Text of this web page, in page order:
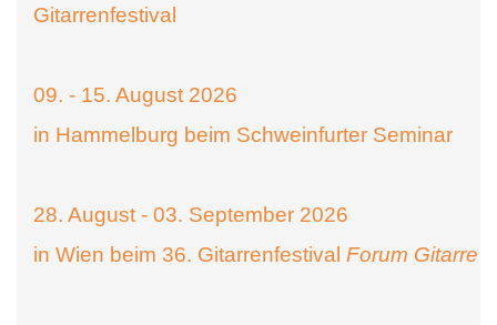
Gitarrenfestival
09. - 15. August 2026
in Hammelburg beim Schweinfurter Seminar
28. August - 03. September 2026
in Wien beim 36. Gitarrenfestival Forum Gitarre